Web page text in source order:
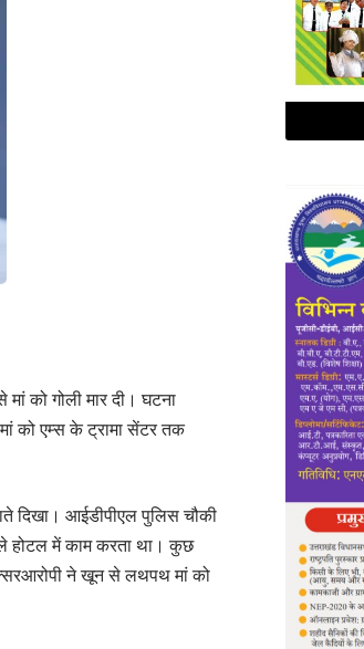
को गोली मार दी। घटना
को एम्स के ट्रामा सेंटर तक
दिखा। आईडीपीएल पुलिस चौकी
होटल में काम करता था। कुछ
ने खून से लथपथ मां को